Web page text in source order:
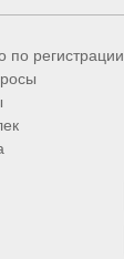
по регистрации